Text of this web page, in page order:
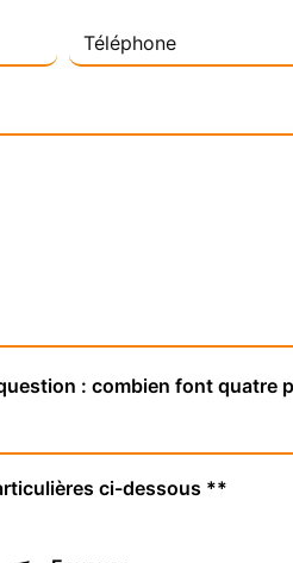
: combien font quatre
ci-dessous **